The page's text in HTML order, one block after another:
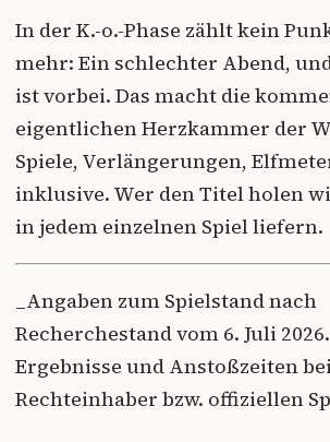
In der K.-o.-Phase zählt kein
mehr: Ein schlechter Abend,
ist vorbei. Das macht die
eigentlichen Herzkammer der
Spiele, Verlängerungen,
inklusive. Wer den Titel holen
in jedem einzelnen Spiel liefern.
_Angaben zum Spielstand nach
Recherchestand vom 6. Juli
Ergebnisse und Anstoßzeiten
Rechteinhaber bzw. offiziellen